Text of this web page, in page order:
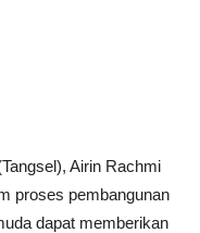
Airin Rachmi
proses pembangunan
dapat memberikan